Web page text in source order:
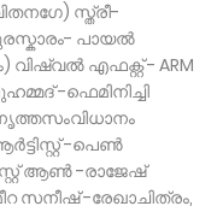
സ്ത്രീ-
പായൽ
എഫക്റ്റ് - ARM
-ഫെമിനിച്ചി
-പെൺ
ആൺ -രാജേഷ്
സനീഷ് -രേഖാചിത്രം,